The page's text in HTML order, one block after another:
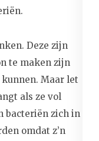
Deze zijn
te maken zijn
Maar let
als ze vol
bacteriën zich in
omdat z’n